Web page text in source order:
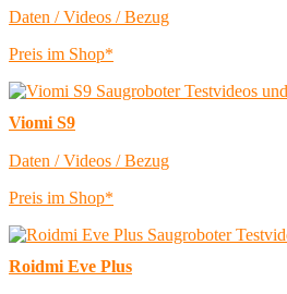
Daten / Videos / Bezug
Preis im Shop*
Viomi S9
Daten / Videos / Bezug
Preis im Shop*
Roidmi Eve Plus